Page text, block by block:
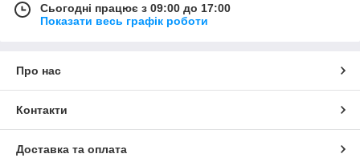
Сьогодні працює з 09:00 до 17:00
Показати весь графік роботи
Про нас
Контакти
Доставка та оплата